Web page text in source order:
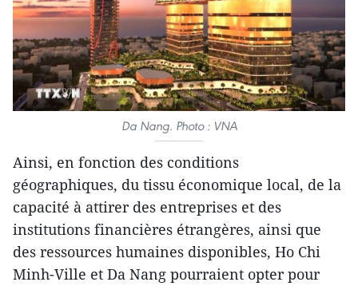
Da Nang. Photo : VNA
Ainsi, en fonction des conditions
géographiques, du tissu économique local, de la
capacité à attirer des entreprises et des
institutions financières étrangères, ainsi que
des ressources humaines disponibles, Ho Chi
Minh-Ville et Da Nang pourraient opter pour